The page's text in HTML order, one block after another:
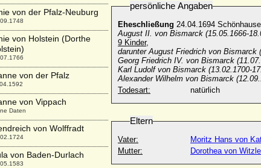
persönliche Angaben
Eheschließung 24.04.1694
August II. von Bismarck (15.05.1666-
9 Kinder,
darunter August Friedrich von Bismarck
Georg Friedrich IV. von Bismarck
Karl Ludolf von Bismarck (13.02.1700-
Alexander Wilhelm von Bismarck
Todesart:
natürlich
Eltern
Vater:
Moritz Hans von
Mutter:
Dorothea von
von der Pfalz-Neuburg
von Holstein (Dorthe
von der Pfalz
von Vippach
Daten
von Wolffradt
von Baden-Durlach